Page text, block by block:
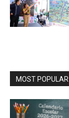
MOST POPULAR